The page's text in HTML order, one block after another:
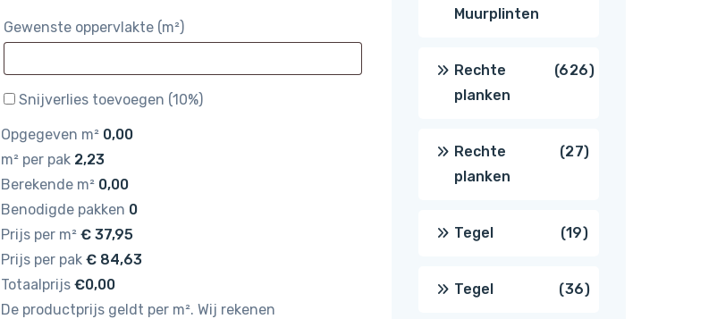
Gewenste oppervlakte (m²)
Snijverlies toevoegen (10%)
Opgegeven m² 0,00
m² per pak 2,23
Berekende m² 0,00
Benodigde pakken 0
Prijs per m² €37,95
Prijs per pak €84,63
Totaalprijs €0,00
De productprijs geldt per m². Wij rekenen
Muurplinten
Rechte
planken
626626
Rechte
planken
2727
Tegel 1919
producten
Tegel 3636